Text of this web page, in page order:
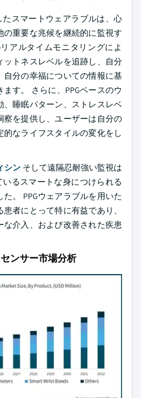
たスマートウェアラブルは、心
重要な兆候を継続的に監視す
アルタイムモニタリングによ
ットネスレベルを追跡し、自分
分の幸福についての情報に基
す。 さらに、PPGベースのウ
、睡眠パターン、ストレスレベ
察を提供し、ユーザーは自分の
なライフスタイルの変化をし
シン そして遠隔忍耐強い監視は
いるスマートな身につけられる
。 PPGウェアラブルを用いた
者にとって特に有益であり、
介入、および改善された疾患
ンサー市場分析